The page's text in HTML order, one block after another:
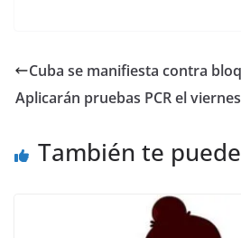
e
b
o
er l s
A
p
e
n
er
Cuba se manifiesta contra
Aplicarán pruebas PCR el
También te